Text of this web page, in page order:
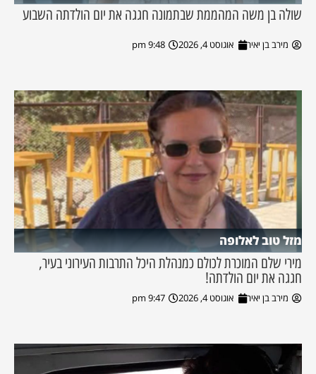
שולה בן משה המהממת שבתמונה חגגה את יום הולדתה השבוע
מירב בן יאיר אוגוסט 4, 2026 9:48 pm
מזל טוב לאלופה
מירי שלם המוכרת לכולם כמנהלת היכל התרבות העירוני בעיר,
חגגה את יום הולדתה!
מירב בן יאיר אוגוסט 4, 2026 9:47 pm